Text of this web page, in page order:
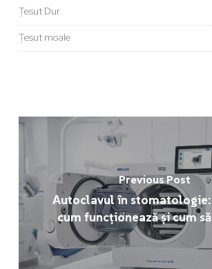
Țesut Dur
Țesut moale
Previous Post
Autoclavul în stomatologie:
cum funcționează și cum